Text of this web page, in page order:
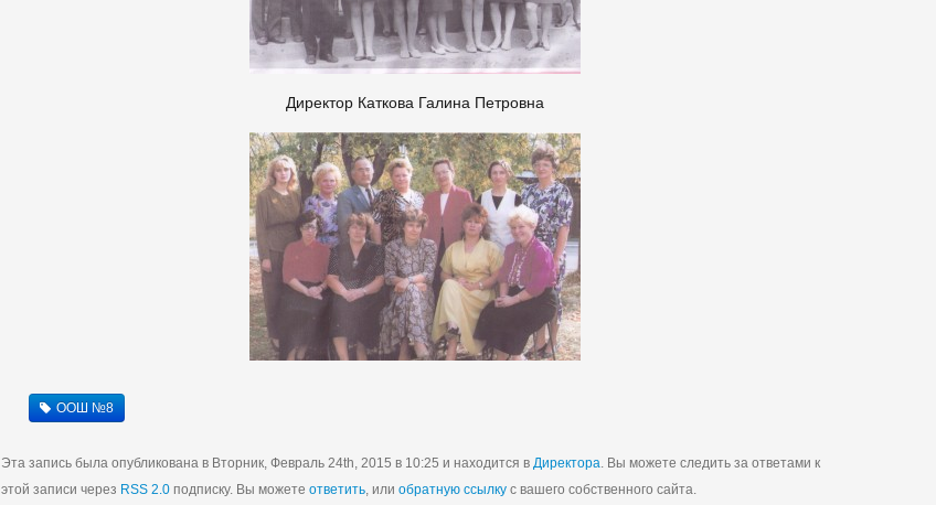
Директор Каткова Галина Петровна
ООШ №8
Эта запись была опубликована в Вторник, Февраль 24th, 2015 в 10:25 и находится в Директора. Вы можете следить за ответами к
этой записи через RSS 2.0 подписку. Вы можете ответить, или обратную ссылку с вашего собственного сайта.